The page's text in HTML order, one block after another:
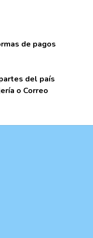
de pagos
del país
o Correo